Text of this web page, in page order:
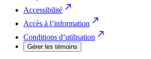
Accessibilité
Accès à l’information
Conditions d’utilisation
Gérer les témoins